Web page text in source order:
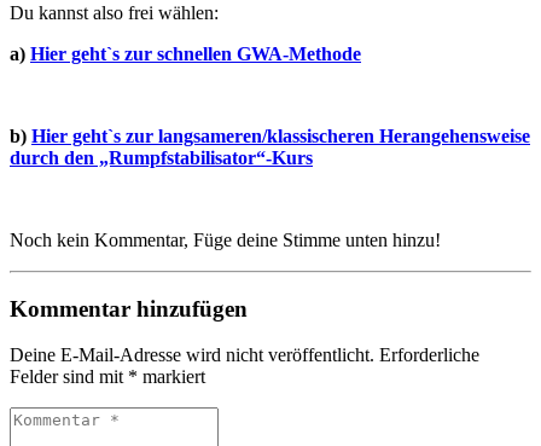
Du kannst also frei wählen:
a) Hier geht`s zur schnellen GWA-Methode
b) Hier geht`s zur langsameren/klassischeren Herangehensweise
durch den „Rumpfstabilisator“-Kurs
Noch kein Kommentar, Füge deine Stimme unten hinzu!
Kommentar hinzufügen
Deine E-Mail-Adresse wird nicht veröffentlicht. Erforderliche
Felder sind mit * markiert
Kommentar